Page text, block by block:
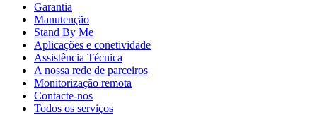
Garantia
Manutenção
Stand By Me
Aplicações e conetividade
Assistência Técnica
A nossa rede de parceiros
Monitorização remota
Contacte-nos
Todos os serviços